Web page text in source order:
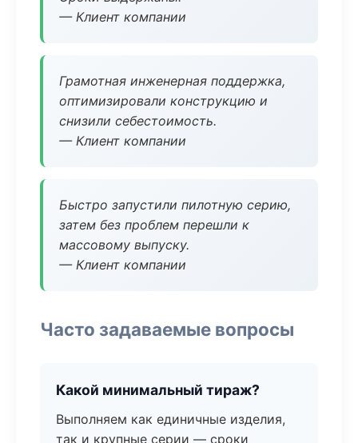
— Клиент компании
Грамотная инженерная поддержка,
оптимизировали конструкцию и
снизили себестоимость.
— Клиент компании
Быстро запустили пилотную серию,
затем без проблем перешли к
массовому выпуску.
— Клиент компании
Часто задаваемые вопросы
Какой минимальный тираж?
Выполняем как единичные изделия,
так и крупные серии — сроки